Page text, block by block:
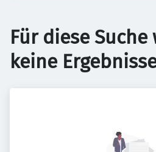
Für diese Suche
keine